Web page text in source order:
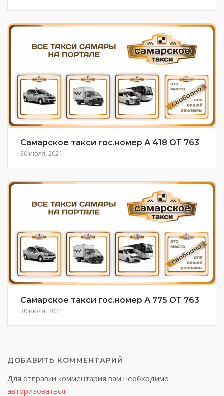
Самарское такси гос.номер А 418 ОТ 763
30 июля, 2021
Самарское такси гос.номер А 775 ОТ 763
30 июля, 2021
ДОБАВИТЬ КОММЕНТАРИЙ
Для отправки комментария вам необходимо
авторизоваться.